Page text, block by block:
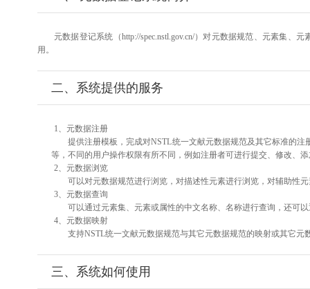
元数据登记系统（http://spec.nstl.gov.cn/）对元数据规范、元素集
用。
二、系统提供的服务
1、元数据注册
提供注册模板，完成对NSTL统一文献元数据规范及其它标准的
等，不同的用户操作权限有所不同，例如注册者可进行提交、修改、
2、元数据浏览
可以对元数据规范进行浏览，对描述性元素进行浏览，对辅助性
3、元数据查询
可以通过元素集、元素或属性的中文名称、名称进行查询，还可
4、元数据映射
支持NSTL统一文献元数据规范与其它元数据规范的映射或其它元
三、系统如何使用